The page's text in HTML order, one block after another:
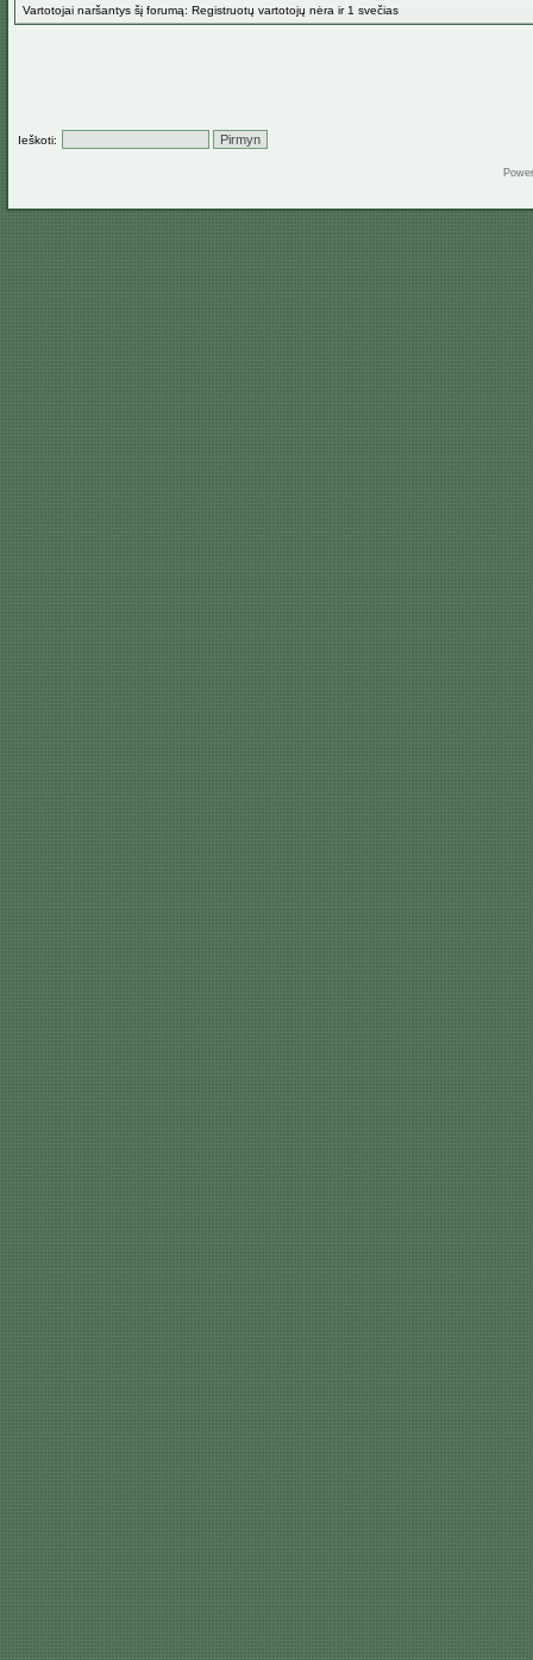
Vartotojai naršantys šį forumą: Registruotų vartotojų nėra ir 1 svečias
Ieškoti: